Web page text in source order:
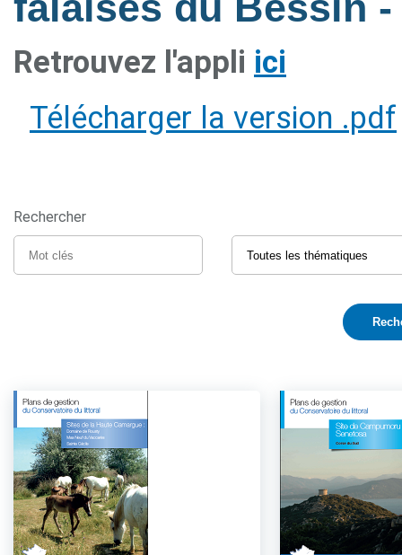
Retrouvez l'appli ici
Télécharger la version .pdf
Rechercher